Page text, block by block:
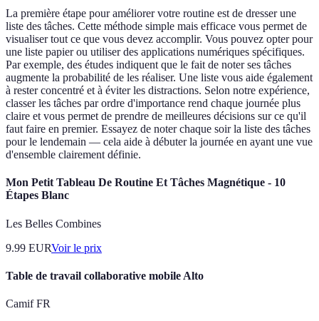
La première étape pour améliorer votre routine est de dresser une
liste des tâches. Cette méthode simple mais efficace vous permet de
visualiser tout ce que vous devez accomplir. Vous pouvez opter pour
une liste papier ou utiliser des applications numériques spécifiques.
Par exemple, des études indiquent que le fait de noter ses tâches
augmente la probabilité de les réaliser. Une liste vous aide également
à rester concentré et à éviter les distractions. Selon notre expérience,
classer les tâches par ordre d'importance rend chaque journée plus
claire et vous permet de prendre de meilleures décisions sur ce qu'il
faut faire en premier. Essayez de noter chaque soir la liste des tâches
pour le lendemain — cela aide à débuter la journée en ayant une vue
d'ensemble clairement définie.
Mon Petit Tableau De Routine Et Tâches Magnétique - 10
Étapes Blanc
Les Belles Combines
9.99 EURVoir le prix
Table de travail collaborative mobile Alto
Camif FR